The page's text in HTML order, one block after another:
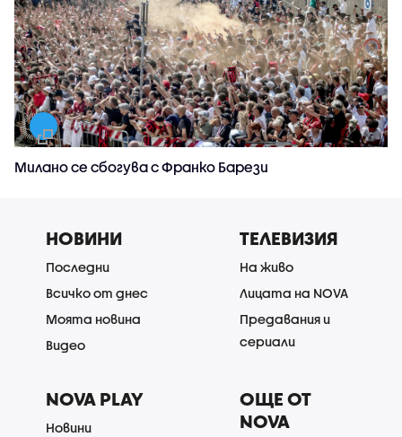
Милано се сбогува с Франко Барези
НОВИНИ
Последни
Всичко от днес
Моята новина
Видео
ТЕЛЕВИЗИЯ
На живо
Лицата на NOVA
Предавания и
сериали
NOVA PLAY
Новини
ОЩЕ ОТ
NOVA